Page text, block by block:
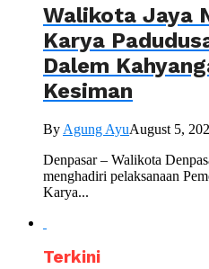
Walikota Jaya
Karya
Dalem
Kesiman
By Agung AyuAugust 5,
Denpasar – Walikota
menghadiri pelaksanaan
Karya...
Terkini